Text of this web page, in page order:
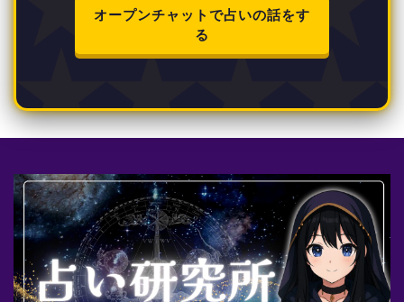
オープンチャットで占いの話をす
る